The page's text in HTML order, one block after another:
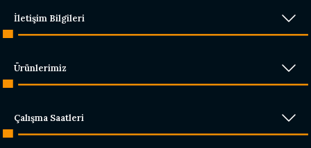
İletişim Bilgileri
Ürünlerimiz
Çalışma Saatleri